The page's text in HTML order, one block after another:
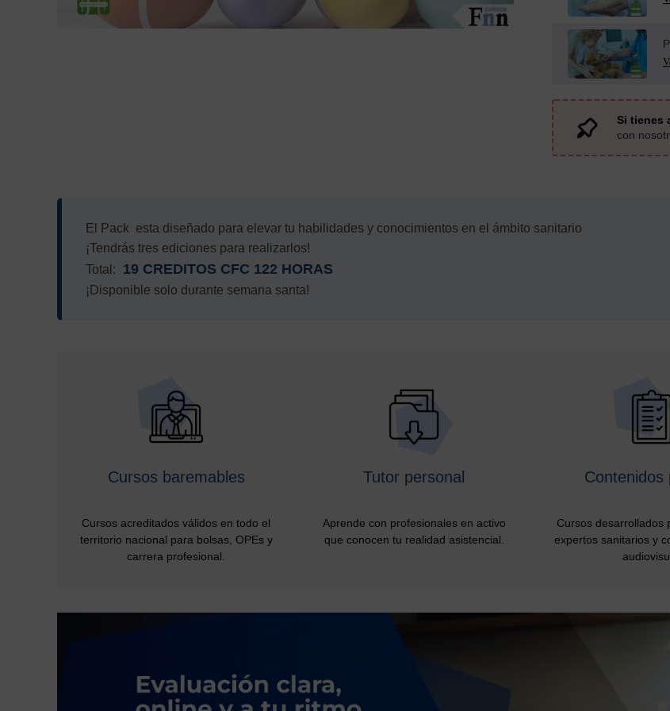
Si tienes
con
El Pack esta diseñado para elevar tu habilidades y conocimientos en el ámbito sanitario
¡Tendrás tres ediciones para realizarlos!
Total:
19 CREDITOS CFC 122 HORAS
¡Disponible solo durante semana santa!
Cursos baremables
Cursos acreditados válidos en todo el
territorio nacional para bolsas, OPEs y
carrera profesional.
Tutor personal
Aprende con profesionales en activo
que conocen tu realidad asistencial.
Contenidos
Cursos desarrollados
expertos sanitarios y